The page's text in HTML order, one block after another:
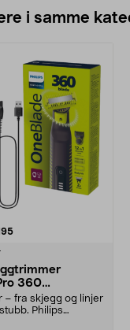
i samme
anmeldelser
360
– fra skjegg og linjer
Philips
av 5 stjerner